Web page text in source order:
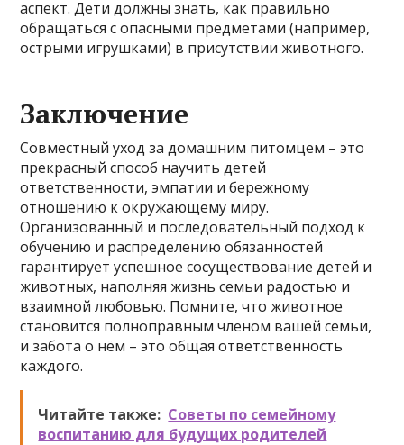
аспект. Дети должны знать, как правильно
обращаться с опасными предметами (например,
острыми игрушками) в присутствии животного.
Заключение
Совместный уход за домашним питомцем – это
прекрасный способ научить детей
ответственности, эмпатии и бережному
отношению к окружающему миру.
Организованный и последовательный подход к
обучению и распределению обязанностей
гарантирует успешное сосуществование детей и
животных, наполняя жизнь семьи радостью и
взаимной любовью. Помните, что животное
становится полноправным членом вашей семьи,
и забота о нём – это общая ответственность
каждого.
Читайте также: Советы по семейному
воспитанию для будущих родителей